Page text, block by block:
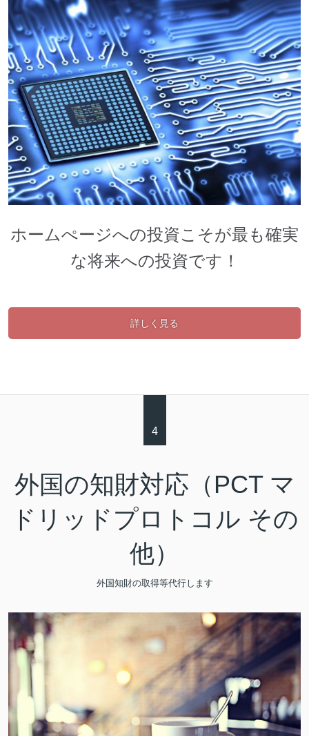
ホームぺージへの投資こそが最も確実
な将来への投資です！
詳しく見る
4
外国の知財対応（PCT マ
ドリッドプロトコル その
他）
外国知財の取得等代行します